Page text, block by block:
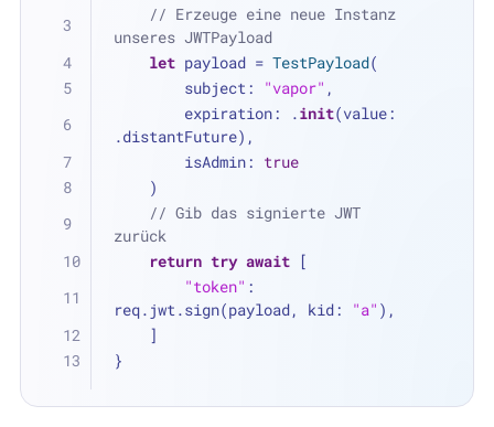
// Erzeuge eine neue Instanz
unseres JWTPayload
let payload = TestPayload(
        subject:
"vapor" ,
        expiration: .
init(value:
.distantFuture),
        isAdmin:
true
    )
// Gib das signierte JWT
zurück
return try await [
"token" :
req.jwt.sign(payload, kid: "a" ),
    ]
}